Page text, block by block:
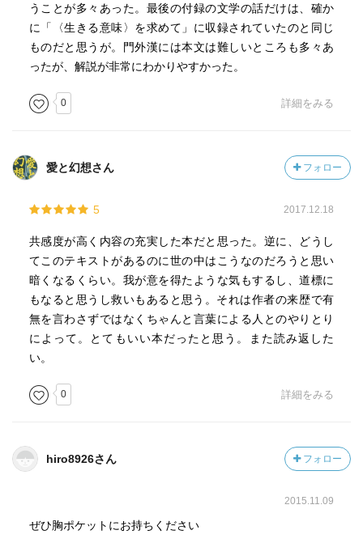
うことが多々あった。最後の付録の文学の話だけは、確か
に「〈生きる意味〉を求めて」に収録されていたのと同じ
ものだと思うが。門外漢には本文は難しいところも多々あ
ったが、解説が非常にわかりやすかった。
0 詳細をみる
愛と幻想さん フォロー
5 2017.12.18
共感度が高く内容の充実した本だと思った。逆に、どうし
てこのテキストがあるのに世の中はこうなのだろうと思い
暗くなるくらい。我が意を得たような気もするし、道標に
もなると思うし救いもあると思う。それは作者の来歴で有
無を言わさずではなくちゃんと言葉による人とのやりとり
によって。とてもいい本だったと思う。また読み返した
い。
0 詳細をみる
hiro8926さん フォロー
2015.11.09
ぜひ胸ポケットにお持ちください